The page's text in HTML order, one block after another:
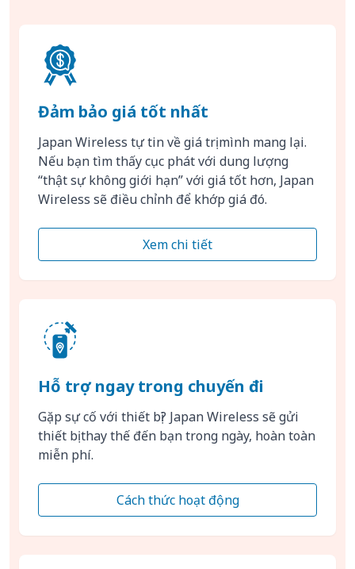
Đảm bảo giá tốt nhất
Japan Wireless tự tin về giá trị mình mang lại.
Nếu bạn tìm thấy cục phát với dung lượng
“thật sự không giới hạn” với giá tốt hơn, Japan
Wireless sẽ điều chỉnh để khớp giá đó.
Xem chi tiết
Hỗ trợ ngay trong chuyến đi
Gặp sự cố với thiết bị? Japan Wireless sẽ gửi
thiết bị thay thế đến bạn trong ngày, hoàn toàn
miễn phí.
Cách thức hoạt động